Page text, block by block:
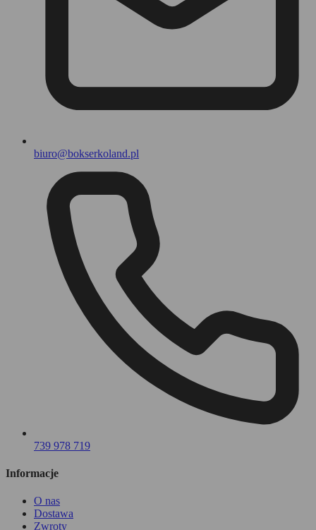
biuro@bokserkoland.pl
739 978 719
Informacje
O nas
Dostawa
Zwroty